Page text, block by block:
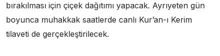
bırakılması için çiçek dağıtımı yapacak. Ayrıyeten gün
boyunca muhakkak saatlerde canlı Kur’an-ı Kerim
tilaveti de gerçekleştirilecek.